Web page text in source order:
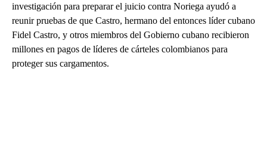
investigación para preparar el juicio contra Noriega ayudó a
reunir pruebas de que Castro, hermano del entonces líder cubano
Fidel Castro, y otros miembros del Gobierno cubano recibieron
millones en pagos de líderes de cárteles colombianos para
proteger sus cargamentos.